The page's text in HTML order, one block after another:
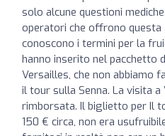
solo alcune questioni
operatori che offrono questa
conoscono i termini per la
hanno inserito nel pacchetto
Versailles, che non abbiamo
il tour sulla Senna. La visita
rimborsata. Il biglietto per Il
150 € circa, non era